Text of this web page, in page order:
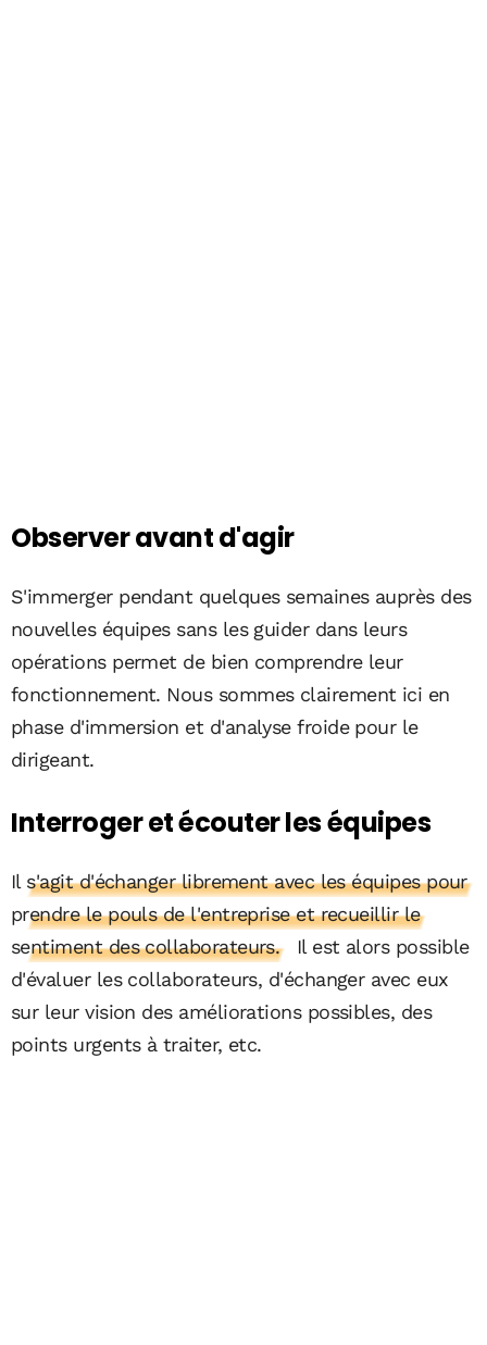
Observer avant d'agir
S'immerger pendant quelques semaines auprès des
nouvelles équipes sans les guider dans leurs
opérations permet de bien comprendre leur
fonctionnement. Nous sommes clairement ici en
phase d'immersion et d'analyse froide pour le
dirigeant.
Interroger et écouter les équipes
Il s'agit d'échanger librement avec les équipes pour
prendre le pouls de l'entreprise et recueillir le
sentiment des collaborateurs.
Il est alors possible
d'évaluer les collaborateurs, d'échanger avec eux
sur leur vision des améliorations possibles, des
points urgents à traiter, etc.